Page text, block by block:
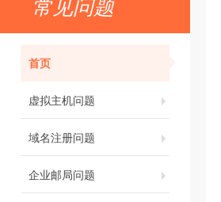
首页
虚拟主机问题
域名注册问题
企业邮局问题